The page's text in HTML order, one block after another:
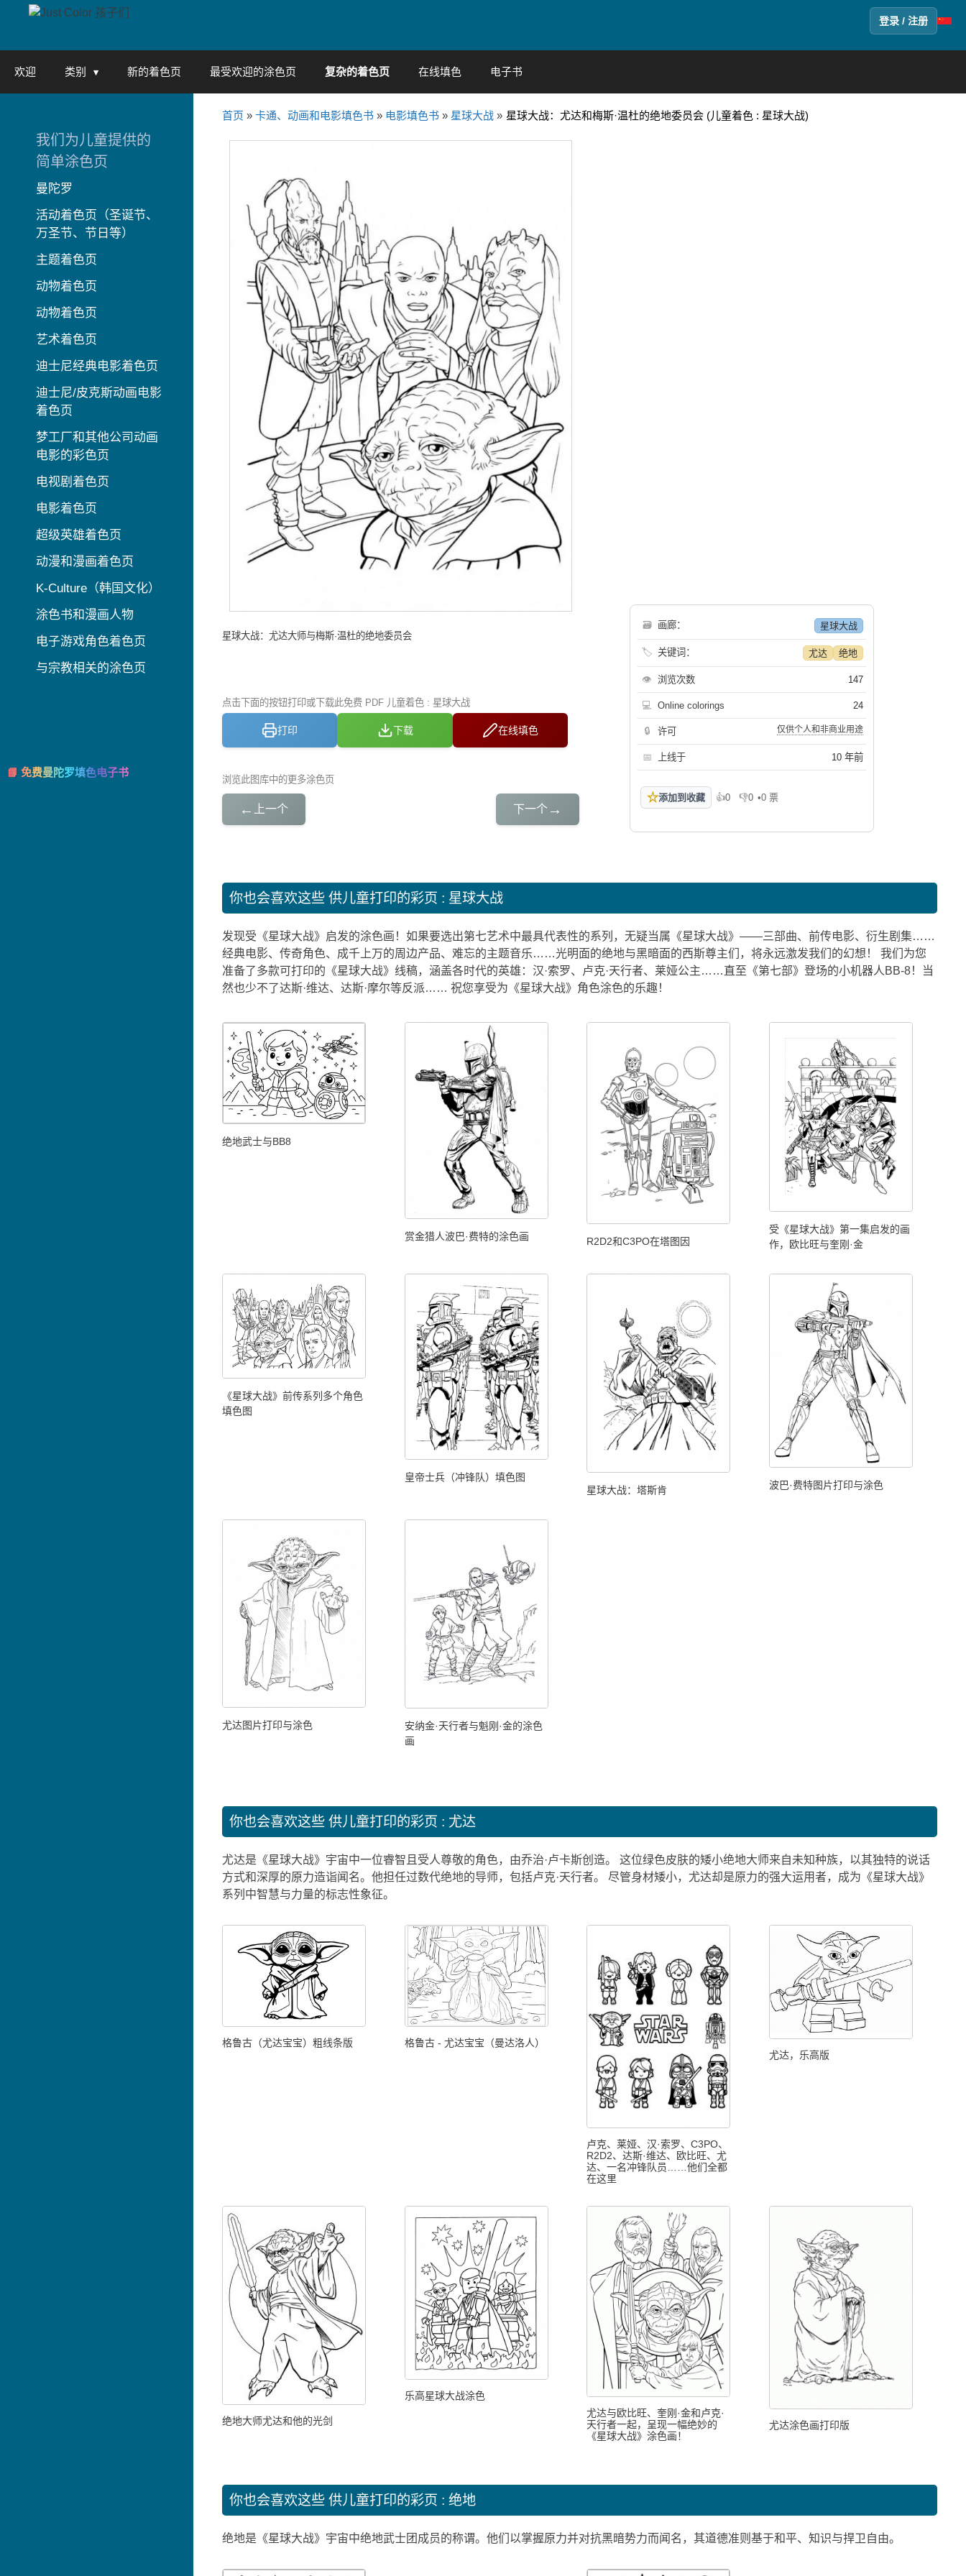
登录 / 注册
欢迎 类别 新的着色页 最受欢迎的涂色页 复杂的着色页 在线填色 电子书
首页 » 卡通、动画和电影填色书» 电影填色书» 星球大战» 星球大战：尤达和梅斯·温杜的绝地委员会 (儿童着色 : 星球大战)
星球大战：尤达大师与梅斯·温杜的绝地委员会
点击下面的按钮打印或下载此免费 PDF 儿童着色 : 星球大战
打印 下载 在线填色
浏览此图库中的更多涂色页
← 上一个 下一个 →
🗃 画廊： 星球大战
🏷 关键词： 尤达 绝地
👁 浏览次数 147
💻 Online colorings 24
🔒 许可 仅供个人和非商业用途
📅 上线于 10 年前
☆添加到收藏 👍0
喜欢 👎0
不喜欢
•0 票
你也会喜欢这些 供儿童打印的彩页 : 星球大战
发现受《星球大战》启发的涂色画！如果要选出第七艺术中最具代表性的系列，无疑当属《星球大战》——三部曲、前传电影、衍生剧集……
经典电影、传奇角色、成千上万的周边产品、难忘的主题音乐……光明面的绝地与黑暗面的西斯尊主们，将永远激发我们的幻想！ 我们为您
准备了多款可打印的《星球大战》线稿，涵盖各时代的英雄：汉·索罗、卢克·天行者、莱娅公主……直至《第七部》登场的小机器人BB-8！当
然也少不了达斯·维达、达斯·摩尔等反派…… 祝您享受为《星球大战》角色涂色的乐趣！
绝地武士与BB8
赏金猎人波巴·费特的涂色画 R2D2和C3PO在塔图因
受《星球大战》第一集启发的画
作，欧比旺与奎刚·金
《星球大战》前传系列多个角色
填色图
皇帝士兵（冲锋队）填色图
星球大战：塔斯肯
波巴·费特图片打印与涂色
尤达图片打印与涂色
安纳金·天行者与魁刚·金的涂色
画
你也会喜欢这些 供儿童打印的彩页 : 尤达
尤达是《星球大战》宇宙中一位睿智且受人尊敬的角色，由乔治·卢卡斯创造。 这位绿色皮肤的矮小绝地大师来自未知种族，以其独特的说话
方式和深厚的原力造诣闻名。他担任过数代绝地的导师，包括卢克·天行者。 尽管身材矮小，尤达却是原力的强大运用者，成为《星球大战》
系列中智慧与力量的标志性象征。
格鲁古（尤达宝宝）粗线条版 格鲁古 - 尤达宝宝（曼达洛人）
卢克、莱娅、汉·索罗、C3PO、
R2D2、达斯·维达、欧比旺、尤
达、一名冲锋队员……他们全都
在这里
尤达，乐高版
绝地大师尤达和他的光剑
乐高星球大战涂色
尤达与欧比旺、奎刚·金和卢克·
天行者一起，呈现一幅绝妙的
《星球大战》涂色画！
尤达涂色画打印版
你也会喜欢这些 供儿童打印的彩页 : 绝地
绝地是《星球大战》宇宙中绝地武士团成员的称谓。他们以掌握原力并对抗黑暗势力而闻名，其道德准则基于和平、知识与捍卫自由。
我们为儿童提供的
简单涂色页
曼陀罗
活动着色页（圣诞节、
万圣节、节日等）
主题着色页
动物着色页
动物着色页
艺术着色页
迪士尼经典电影着色页
迪士尼/皮克斯动画电影
着色页
梦工厂和其他公司动画
电影的彩色页
电视剧着色页
电影着色页
超级英雄着色页
动漫和漫画着色页
K-Culture（韩国文化）
涂色书和漫画人物
电子游戏角色着色页
与宗教相关的涂色页
📘 免费曼陀罗填色电子书